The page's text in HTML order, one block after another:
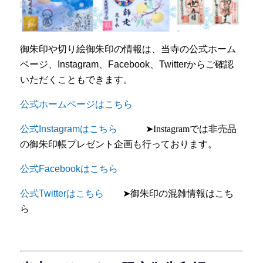
御朱印や切り絵御朱印の情報は、当寺の公式ホーム
ページ、Instagram、Facebook、Twitterからご確認
いただくこともできます。
公式ホームページはこちら
公式Instagramはこちら
➤Instagramでは非売品
の御朱印帳プレゼント企画も行っております。
公式Facebookはこちら
公式Twitterはこちら
➤御朱印の混雑情報はこち
ら